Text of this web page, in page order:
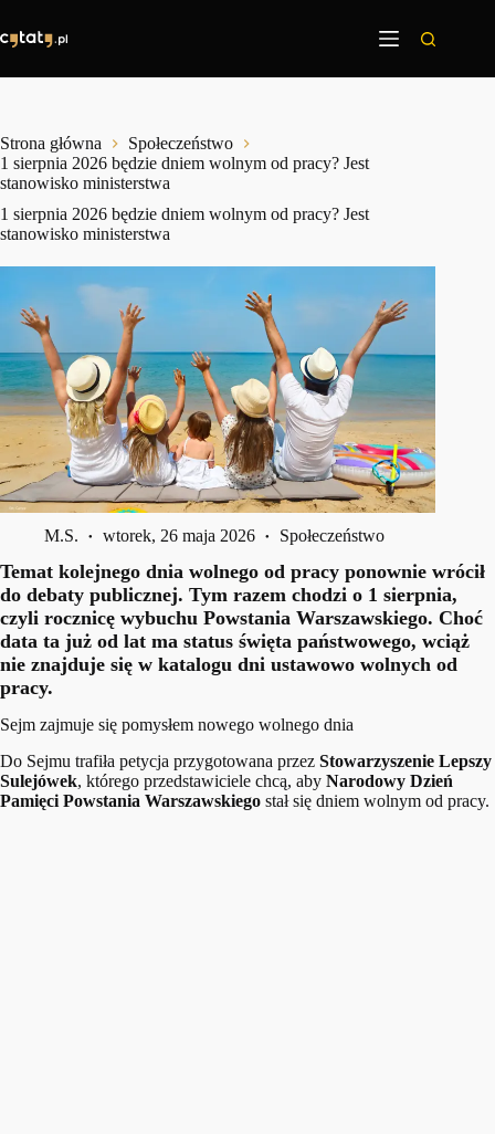
treści
Strona główna
Społeczeństwo
1 sierpnia 2026 będzie dniem wolnym od pracy? Jest
stanowisko ministerstwa
1 sierpnia 2026 będzie dniem wolnym od pracy? Jest
stanowisko ministerstwa
M.S. wtorek, 26 maja 2026 Społeczeństwo
Temat kolejnego dnia wolnego od pracy ponownie wrócił
do debaty publicznej. Tym razem chodzi o 1 sierpnia,
czyli rocznicę wybuchu Powstania Warszawskiego. Choć
data ta już od lat ma status święta państwowego, wciąż
nie znajduje się w katalogu dni ustawowo wolnych od
pracy.
Sejm zajmuje się pomysłem nowego wolnego dnia
Do Sejmu trafiła petycja przygotowana przez Stowarzyszenie Lepszy
Sulejówek, którego przedstawiciele chcą, aby Narodowy Dzień
Pamięci Powstania Warszawskiego stał się dniem wolnym od pracy.